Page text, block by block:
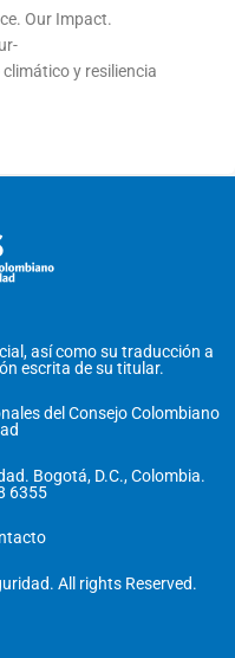
Our Impact.
y resiliencia
así como su traducción a
escrita de su titular.
del Consejo Colombiano
Bogotá, D.C., Colombia.
6355
All rights Reserved.